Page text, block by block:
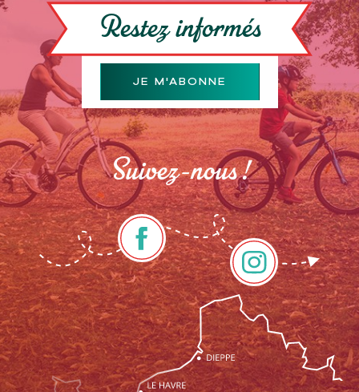
Restez informés
JE M'ABONNE
Suivez-nous !